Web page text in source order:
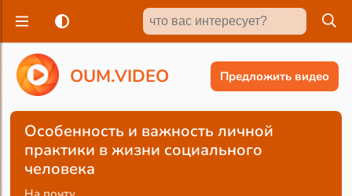
OUM.VIDEO Предложить видео
Особенность и важность личной
практики в жизни социального
человека